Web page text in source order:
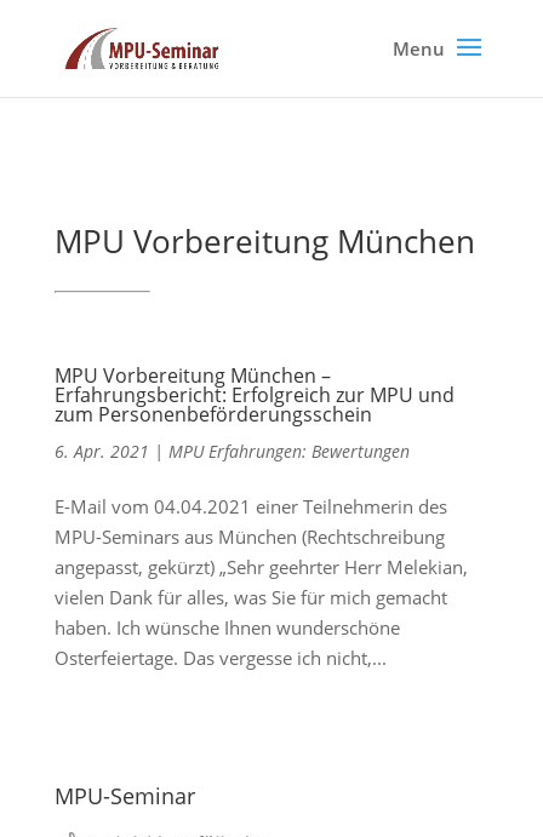
MPU Vorbereitung München
MPU Vorbereitung München –
Erfahrungsbericht: Erfolgreich zur MPU und
zum Personenbeförderungsschein
6. Apr. 2021 | MPU Erfahrungen: Bewertungen
E-Mail vom 04.04.2021 einer Teilnehmerin des
MPU-Seminars aus München (Rechtschreibung
angepasst, gekürzt) „Sehr geehrter Herr Melekian,
vielen Dank für alles, was Sie für mich gemacht
haben. Ich wünsche Ihnen wunderschöne
Osterfeiertage. Das vergesse ich nicht,...
MPU-Seminar